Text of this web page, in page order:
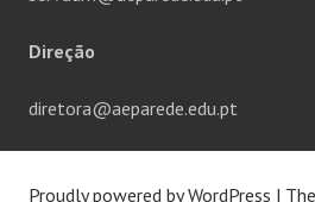
Direção
diretora@aeparede.edu.pt
Proudly powered by WordPress |